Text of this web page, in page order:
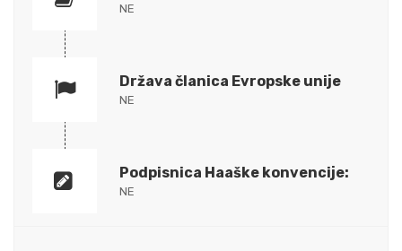
NE
Država članica Evropske unije
NE
Podpisnica Haaške konvencije:
NE